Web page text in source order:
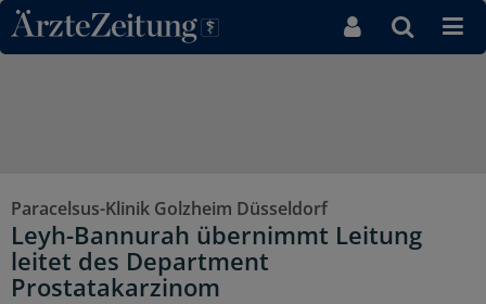
Direkt zum Inhaltsbereich
Paracelsus-Klinik Golzheim Düsseldorf
Leyh-Bannurah übernimmt Leitung
leitet des Department
Prostatakarzinom